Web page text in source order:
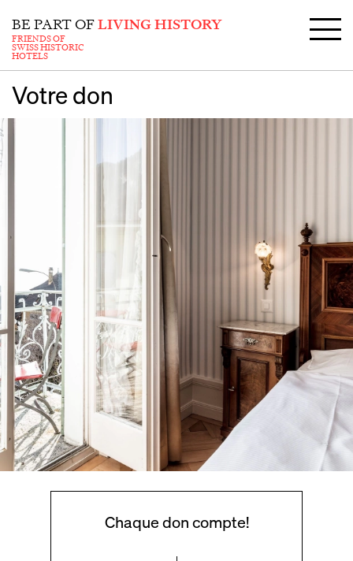
BE PART OFLIVING HISTORY
FRIENDS OF
SWISS HISTORIC
HOTELS
Votre don
Chaque don compte!